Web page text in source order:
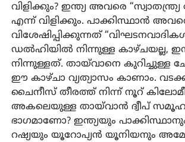
വിളിക്കും? ഇന്ത്യ അവരെ
എന്ന് വിളിക്കും. പാക്കിസ്ഥാൻ
വിശേഷിപ്പിക്കുന്നത്
ഡൽഹിയിൽ നിന്നുള്ള കാഴ്ചയല്ല,
നിന്നുള്ളത്. തായ്‌വാനെ കുറിച്ചുള്ള
ഈ കാഴ്ചാ വ്യത്യാസം കാണാം.
ചൈനീസ് തീരത്ത് നിന്ന് നൂറ്
അകലെയുള്ള തായ്‌വാൻ ദ്വീപ്
ഭാഗമാണോ? ഇന്ത്യയും
റഷ്യയും യൂറോപ്യൻ യൂനിയനും